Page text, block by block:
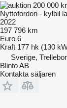
200 000 kr
Nyttofordon - kylbil
2022
197 796 km
Euro 6
Kraft 177 hk (130
Sverige,
Blinto AB
Kontakta säljaren